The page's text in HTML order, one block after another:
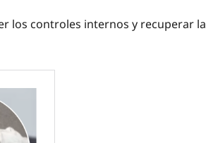
los controles internos y recuperar la